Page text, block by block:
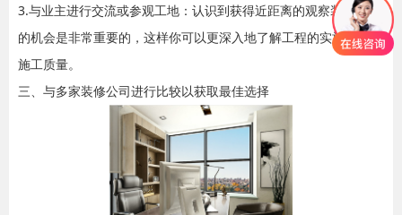
3.与业主进行交流或参观工地：认识到获得近距离的观察装修现场
的机会是非常重要的，这样你可以更深入地了解工程的实施过程和
施工质量。
三、与多家装修公司进行比较以获取最佳选择